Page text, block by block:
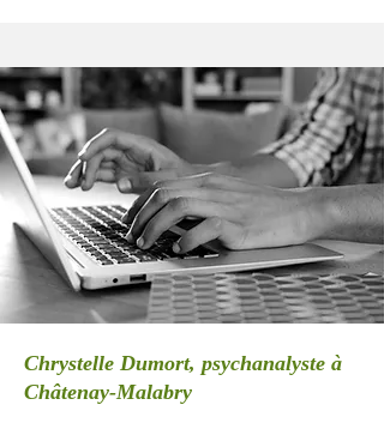
Chrystelle Dumort, psychanalyste à
Châtenay-Malabry